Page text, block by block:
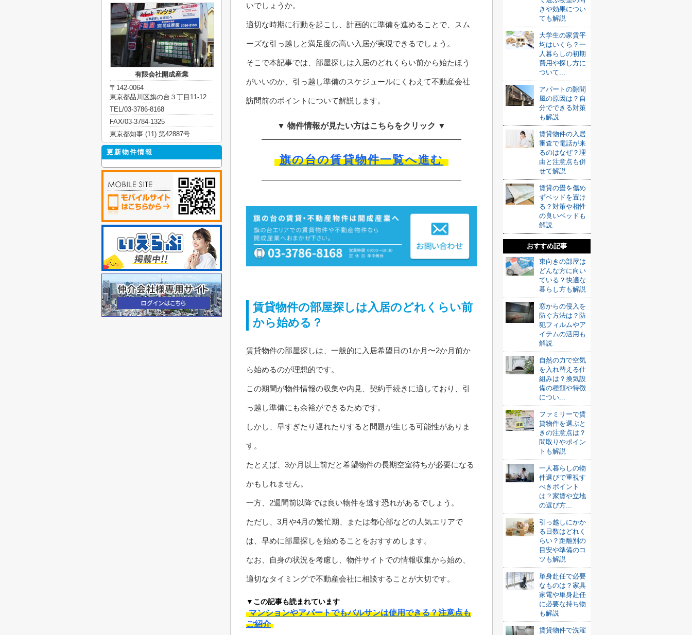
いでしょうか。
適切な時期に行動を起こし、計画的に準備を進めることで、スム
ーズな引っ越しと満足度の高い入居が実現できるでしょう。
そこで本記事では、部屋探しは入居のどれくらい前から始たほう
がいいのか、引っ越し準備のスケジュールにくわえて不動産会社
訪問前のポイントについて解説します。
▼ 物件情報が見たい方はこちらをクリック ▼
旗の台の賃貸物件一覧へ進む
賃貸物件の部屋探しは入居のどれくらい前
から始める？
賃貸物件の部屋探しは、一般的に入居希望日の1か月〜2か月前か
ら始めるのが理想的です。
この期間が物件情報の収集や内見、契約手続きに適しており、引
っ越し準備にも余裕ができるためです。
しかし、早すぎたり遅れたりすると問題が生じる可能性がありま
す。
たとえば、3か月以上前だと希望物件の長期空室待ちが必要になる
かもしれません。
一方、2週間前以降では良い物件を逃す恐れがあるでしょう。
ただし、3月や4月の繁忙期、または都心部などの人気エリアで
は、早めに部屋探しを始めることをおすすめします。
なお、自身の状況を考慮し、物件サイトでの情報収集から始め、
適切なタイミングで不動産会社に相談することが大切です。
▼この記事も読まれています
マンションやアパートでもバルサンは使用できる？注意点も
ご紹介
きや効果につい
ても解説
大学生の家賃平
均はいくら？一
人暮らしの初期
費用や探し方に
ついて...
アパートの隙間
風の原因は？自
分でできる対策
も解説
賃貸物件の入居
審査で電話が来
るのはなぜ？理
由と注意点も併
せて解説
賃貸の畳を傷め
ずベッドを置け
る？対策や相性
の良いベッドも
解説
おすすめ記事
東向きの部屋は
どんな方に向い
ている？快適な
暮らし方も解説
窓からの侵入を
防ぐ方法は？防
犯フィルムやア
イテムの活用も
解説
自然の力で空気
を入れ替える仕
組みは？換気設
備の種類や特徴
につい...
ファミリーで賃
貸物件を選ぶと
きの注意点は？
間取りやポイン
トも解説
一人暮らしの物
件選びで重視す
べきポイント
は？家賃や立地
の選び方...
引っ越しにかか
る日数はどれく
らい？距離別の
目安や準備のコ
ツも解説
単身赴任で必要
なものは？家具
家電や単身赴任
に必要な持ち物
も解説
賃貸物件で洗濯
有限会社開成産業
〒142-0064
東京都品川区旗の台３丁目11-12
TEL/03-3786-8168
FAX/03-3784-1325
東京都知事 (11) 第42887号
更新物件情報